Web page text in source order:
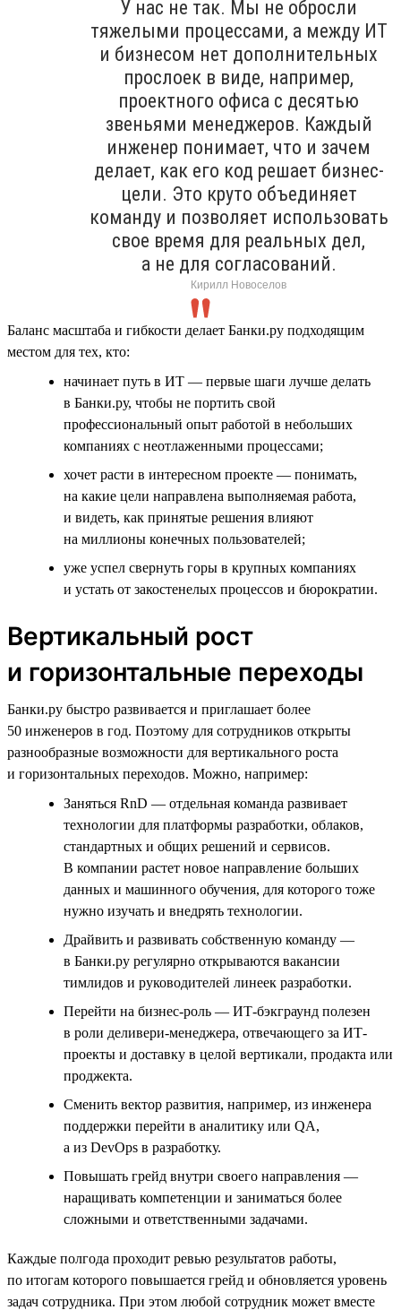
У нас не так. Мы не обросли
тяжелыми процессами, а между ИТ
и бизнесом нет дополнительных
прослоек в виде, например,
проектного офиса с десятью
звеньями менеджеров. Каждый
инженер понимает, что и зачем
делает, как его код решает бизнес-
цели. Это круто объединяет
команду и позволяет использовать
свое время для реальных дел,
а не для согласований.
Кирилл Новоселов
Баланс масштаба и гибкости делает Банки.ру подходящим
местом для тех, кто:
начинает путь в ИТ — первые шаги лучше делать
в Банки.ру, чтобы не портить свой
профессиональный опыт работой в небольших
компаниях с неотлаженными процессами;
хочет расти в интересном проекте — понимать,
на какие цели направлена выполняемая работа,
и видеть, как принятые решения влияют
на миллионы конечных пользователей;
уже успел свернуть горы в крупных компаниях
и устать от закостенелых процессов и бюрократии.
Вертикальный рост
и горизонтальные переходы
Банки.ру быстро развивается и приглашает более
50 инженеров в год. Поэтому для сотрудников открыты
разнообразные возможности для вертикального роста
и горизонтальных переходов. Можно, например:
Заняться RnD — отдельная команда развивает
технологии для платформы разработки, облаков,
стандартных и общих решений и сервисов.
В компании растет новое направление больших
данных и машинного обучения, для которого тоже
нужно изучать и внедрять технологии.
Драйвить и развивать собственную команду —
в Банки.ру регулярно открываются вакансии
тимлидов и руководителей линеек разработки.
Перейти на бизнес-роль — ИТ-бэкграунд полезен
в роли деливери-менеджера, отвечающего за ИТ-
проекты и доставку в целой вертикали, продакта или
проджекта.
Сменить вектор развития, например, из инженера
поддержки перейти в аналитику или QA,
а из DevOps в разработку.
Повышать грейд внутри своего направления —
наращивать компетенции и заниматься более
сложными и ответственными задачами.
Каждые полгода проходит ревью результатов работы,
по итогам которого повышается грейд и обновляется уровень
задач сотрудника. При этом любой сотрудник может вместе